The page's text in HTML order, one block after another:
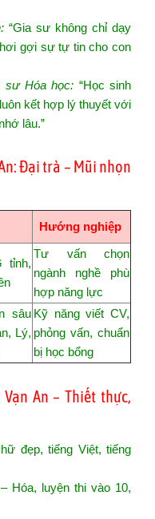
“Gia sư không chỉ dạy
gợi sự tự tin cho con
sư Hóa học: “Học sinh
kết hợp lý thuyết với
lâu.”
Đại trà – Mũi nhọn
Hướng nghiệp
tỉnh,
Tư vấn chọn
ngành nghề phù
hợp năng lực
sâu
Lý,
Kỹ năng viết CV,
phỏng vấn, chuẩn
bị học bổng
An – Thiết thực,
đẹp, tiếng Việt, tiếng
Hóa, luyện thi vào 10,